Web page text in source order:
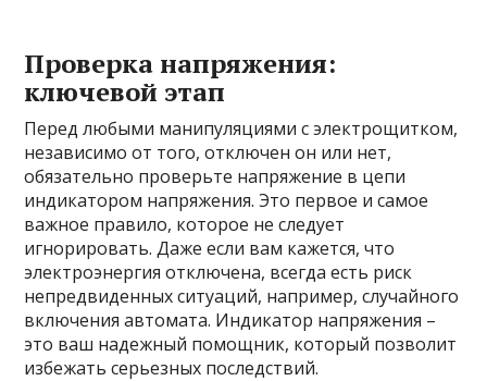
Проверка напряжения:
ключевой этап
Перед любыми манипуляциями с электрощитком,
независимо от того, отключен он или нет,
обязательно проверьте напряжение в цепи
индикатором напряжения. Это первое и самое
важное правило, которое не следует
игнорировать. Даже если вам кажется, что
электроэнергия отключена, всегда есть риск
непредвиденных ситуаций, например, случайного
включения автомата. Индикатор напряжения –
это ваш надежный помощник, который позволит
избежать серьезных последствий.